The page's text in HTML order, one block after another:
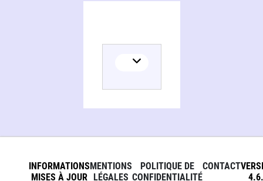
INFORMATIONS
MISES À JOUR
MENTIONS
LÉGALES
POLITIQUE DE
CONFIDENTIALITÉ
CONTACT